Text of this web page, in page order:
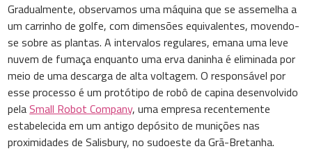
Gradualmente, observamos uma máquina que se assemelha a
um carrinho de golfe, com dimensões equivalentes, movendo-
se sobre as plantas. A intervalos regulares, emana uma leve
nuvem de fumaça enquanto uma erva daninha é eliminada por
meio de uma descarga de alta voltagem. O responsável por
esse processo é um protótipo de robô de capina desenvolvido
pelaSmall Robot Company, uma empresa recentemente
estabelecida em um antigo depósito de munições nas
proximidades de Salisbury, no sudoeste da Grã-Bretanha.